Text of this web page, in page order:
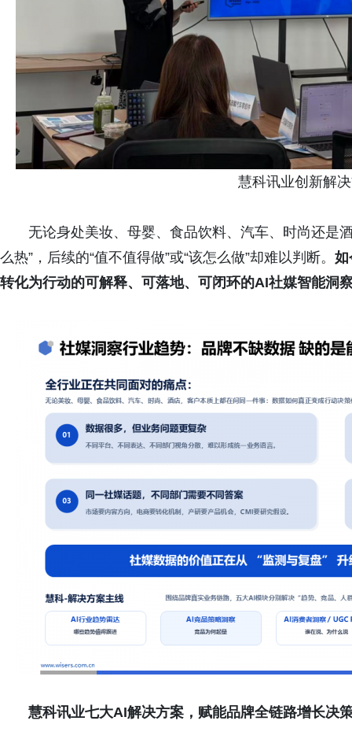
慧科讯业创新解
无论身处美妆、母婴、食品饮料、汽车、时尚还是
么热”，后续的“值不值得做”或“该怎么做”却难以判断。 如
转化为行动的可解释、可落地、可闭环的AI社媒智能洞
慧科讯业七大AI解决方案，赋能品牌全链路增长决